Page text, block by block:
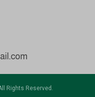
Rights Reserved.